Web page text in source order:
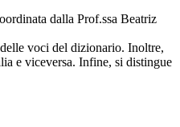
dalla Prof.ssa Beatriz
voci del dizionario. Inoltre,
e viceversa. Infine, si distingue